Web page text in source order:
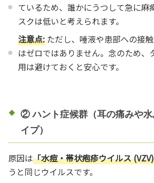
ているため、誰かにうつして急に麻
スクは低いと考えられます。
注意点: ただし、唾液や患部への接
はゼロではありません。念のため、
用は避けておくと安心です。
② ハント症候群（耳の痛みや水
イプ）
原因は「水痘・帯状疱疹ウイルス
うと同じウイルスです。